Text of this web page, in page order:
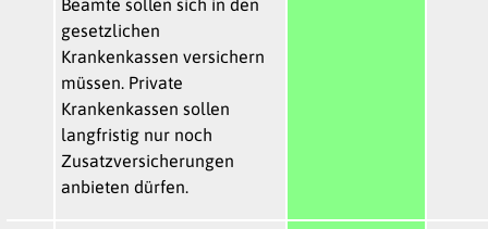
Beamte sollen sich in den
gesetzlichen
Krankenkassen versichern
müssen. Private
Krankenkassen sollen
langfristig nur noch
Zusatzversicherungen
anbieten dürfen.